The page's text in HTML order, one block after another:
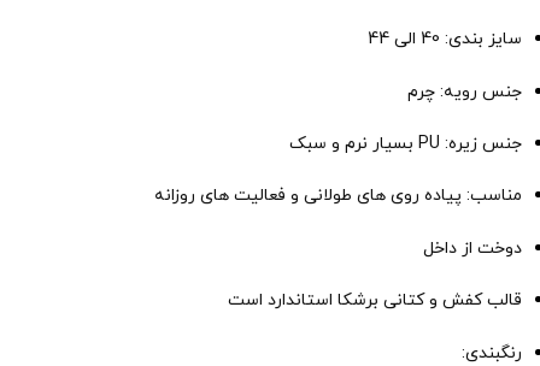
سایز بندی: 40 الی 44
جنس رویه: چرم
جنس زیره: PU بسیار نرم و سبک
مناسب: پیاده روی های طولانی و فعالیت های روزانه
دوخت از داخل
قالب کفش و کتانی برشکا استاندارد است
رنگبندی: